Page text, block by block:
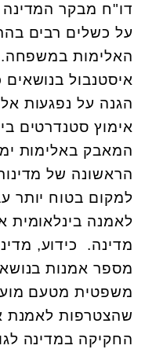
דו"ח מבקר
על כשלים רבים
האלימות במשפחה.
איסטנבול
הגנה על נפגעות
אימוץ סטנדרטים
המאבק באלימות
הראשונה של
למקום בטוח יותר
לאמנה בינלאומית
מדינה. כידוע,
מספר אמנות
משפטית מטעם
שהצטרפות לאמנת
החקיקה במדינה